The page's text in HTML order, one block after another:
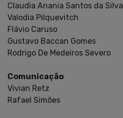
Claudia Anania Santos da Silva
Valodia Pilquevitch
Flávio Caruso
Gustavo Baccan Gomes
Rodrigo De Medeiros Severo
Comunicação
Vivian Retz
Rafael Simões